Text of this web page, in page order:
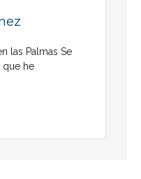
las Palmas Se
que he